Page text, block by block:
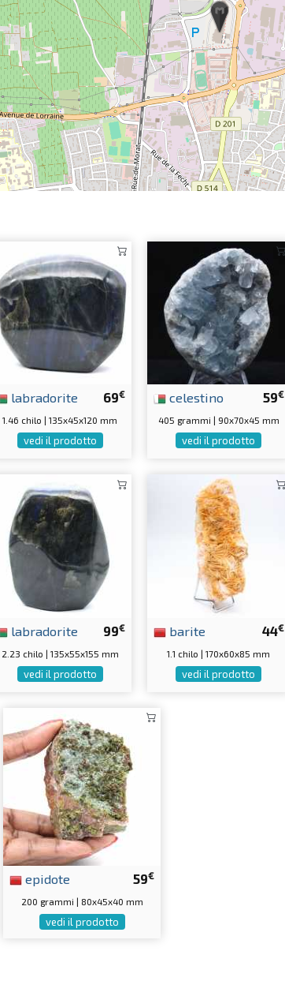
69€
labradorite
1.46 chilo | 135x45x120 mm
vedi il prodotto
59€
celestino
405 grammi | 90x70x45 mm
vedi il prodotto
99€
labradorite
2.23 chilo | 135x55x155 mm
vedi il prodotto
44€
barite
1.1 chilo | 170x60x85 mm
vedi il prodotto
59€
epidote
200 grammi | 80x45x40 mm
vedi il prodotto